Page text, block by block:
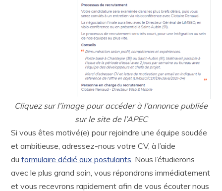
Cliquez sur l’image pour accéder à l’annonce publiée
sur le site de l’APEC
Si vous êtes motivé(e) pour rejoindre une équipe soudée
et ambitieuse, adressez-nous votre CV, à l’aide
duformulaire dédié aux postulants. Nous l’étudierons
avec le plus grand soin, vous répondrons immédiatement
et vous recevrons rapidement afin de vous écouter nous